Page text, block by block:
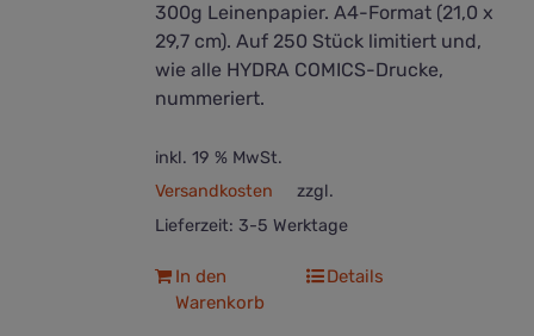
300g Leinenpapier. A4-Format (21,0 x
29,7 cm). Auf 250 Stück limitiert und,
wie alle HYDRA COMICS-Drucke,
nummeriert.
inkl. 19 % MwSt.
zzgl.
Versandkosten
Lieferzeit: 3-5 Werktage
In den
Warenkorb
Details